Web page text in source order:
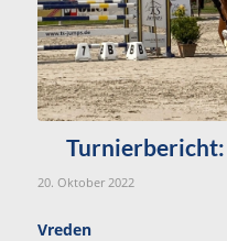
Turnierbericht:
20. Oktober 2022
Vreden